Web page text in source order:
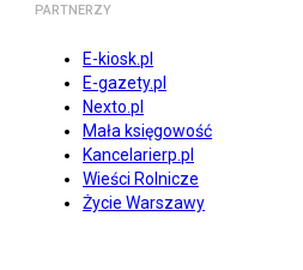
PARTNERZY
E-kiosk.pl
E-gazety.pl
Nexto.pl
Mała księgowość
Kancelarierp.pl
Wieści Rolnicze
Życie Warszawy